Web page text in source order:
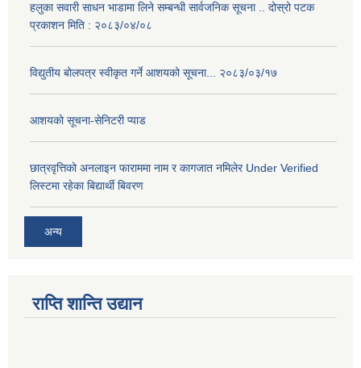
हलुका सवारी साधन भाडामा लिने सम्बन्धी सार्वजनिक सूचना .. दोस्रो पटक
प्रकाशन मिति : २०८३/०४/०८
विद्युतीय बोलपत्र स्वीकृत गर्ने आशयको सूचना... २०८३/०३/१७
आशयको सूचना-सेनिटरी प्याड
छात्रवृत्तिको अनलाइन फाराममा नाम र कागजात नमिलेर Under Verified
लिस्टमा रहेका बिद्यार्थी बिवरण
अन्य
राप्ति शान्ति उद्यान